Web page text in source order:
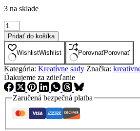
3 na sklade
množstvo
Djeco
Veľká
kreatívna
sada
Mačka
a
jej
priatelia
Pridať do košíka
WishlistWishlist PorovnaťPorovnať
Kategória: Kreatívne sady Značka:
Ďakujeme za zdieľanie
Zaručená bezpečná platba